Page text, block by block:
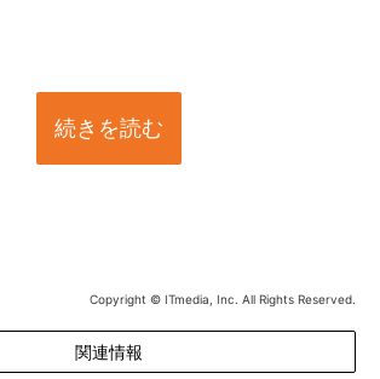
続きを読む
Copyright © ITmedia, Inc. All Rights Reserved.
関連情報